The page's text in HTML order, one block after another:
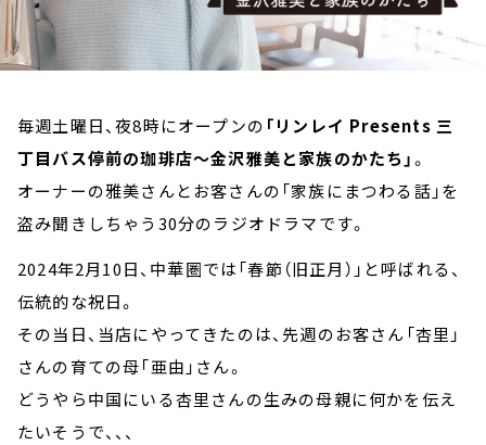
毎週土曜日、夜8時にオープンの 「リンレイ Presents 三
丁目バス停前の珈琲店～金沢雅美と家族のかたち」。
オーナーの雅美さんとお客さんの「家族にまつわる話」を
盗み聞きしちゃう30分のラジオドラマです。
2024年2月10日、中華圏では「春節（旧正月）」と呼ばれる、
伝統的な祝日。
その当日、当店にやってきたのは、先週のお客さん「杏里」
さんの育ての母「亜由」さん。
どうやら中国にいる杏里さんの生みの母親に何かを伝え
たいそうで、、、